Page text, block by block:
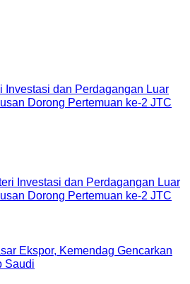
Investasi dan Perdagangan Luar
Dorong Pertemuan ke-2 JTC
Ekspor, Kemendag Gencarkan
Saudi